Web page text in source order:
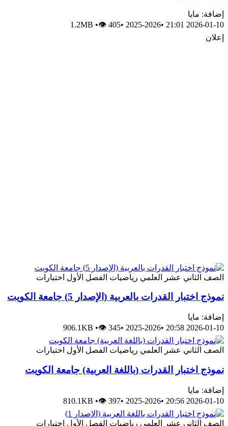
إضافة: مايا
2026-01-10 21:01
•
2025-2026
•
1.2MB •👁 405
إعلان
الصف الثاني عشر العلمي رياضيات الفصل الأول اختبارات
نموذج اختبار القدرات بالعربية (الإصدار 5) جامعة الكويت
إضافة: مايا
2026-01-10 20:58
•
2025-2026
•
906.1KB •👁 345
الصف الثاني عشر العلمي رياضيات الفصل الأول اختبارات
نموذج اختبار القدرات (باللغة العربية) جامعة الكويت
إضافة: مايا
2026-01-10 20:56
•
2025-2026
•
810.1KB •👁 397
الصف الثاني عشر العلمي رياضيات الفصل الأول اختبارات